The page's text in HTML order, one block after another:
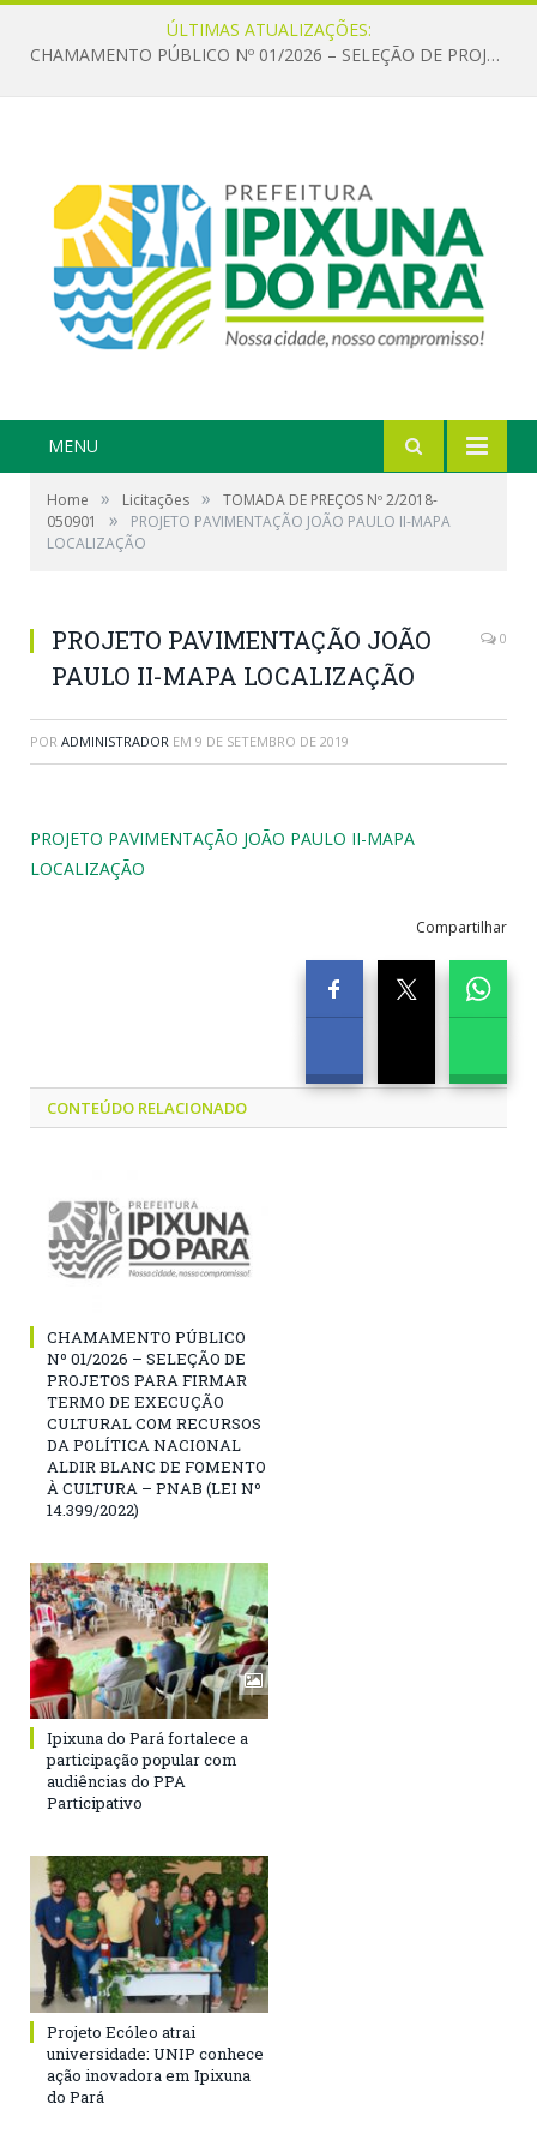
ÚLTIMAS ATUALIZAÇÕES:
CHAMAMENTO PÚBLICO Nº 01/2026 – SELEÇÃO DE PROJETOS PARA FIRMAR TERMO DE EXECUÇÃO CULTURAL COM RECURSOS DA POLÍTICA NACIONAL ALDIR BLANC DE FOMENTO À CULTURA – PNAB (LEI Nº 14.399/2022)
MENU
Home » Licitações »
TOMADA DE PREÇOS Nº 2/2018-
050901
»
PROJETO PAVIMENTAÇÃO JOÃO PAULO II-MAPA
LOCALIZAÇÃO
PROJETO PAVIMENTAÇÃO JOÃO
PAULO II-MAPA LOCALIZAÇÃO
0
POR ADMINISTRADOR EM 9 DE SETEMBRO DE 2019
PROJETO PAVIMENTAÇÃO JOÃO PAULO II-MAPA
LOCALIZAÇÃO
Compartilhar
CONTEÚDO RELACIONADO
CHAMAMENTO PÚBLICO
Nº 01/2026 – SELEÇÃO DE
PROJETOS PARA FIRMAR
TERMO DE EXECUÇÃO
CULTURAL COM RECURSOS
DA POLÍTICA NACIONAL
ALDIR BLANC DE FOMENTO
À CULTURA – PNAB (LEI Nº
14.399/2022)
Ipixuna do Pará fortalece a
participação popular com
audiências do PPA
Participativo
Projeto Ecóleo atrai
universidade: UNIP conhece
ação inovadora em Ipixuna
do Pará